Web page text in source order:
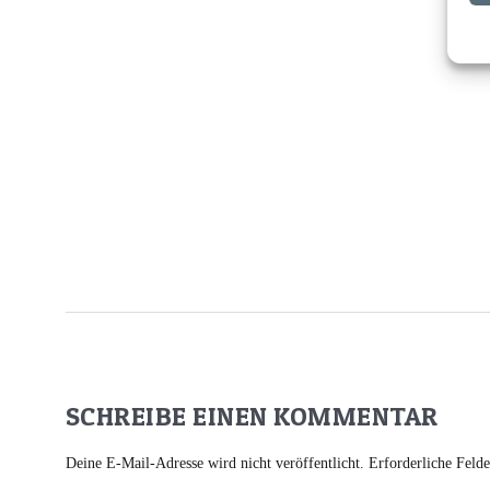
SCHREIBE EINEN KOMMENTAR
Deine E-Mail-Adresse wird nicht veröffentlicht. Erforderliche